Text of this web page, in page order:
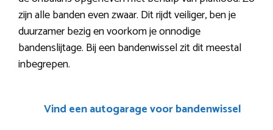
zijn alle banden even zwaar. Dit rijdt veiliger, ben je
duurzamer bezig en voorkom je onnodige
bandenslijtage. Bij een bandenwissel zit dit meestal
inbegrepen.
Vind een autogarage voor bandenwissel